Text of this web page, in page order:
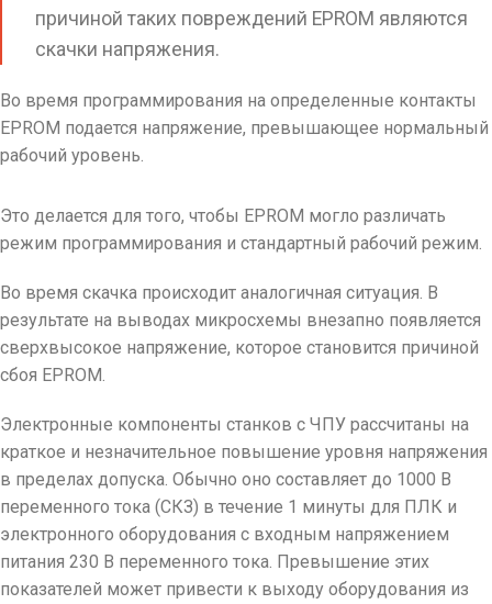
причиной таких повреждений EPROM являются
скачки напряжения.
Во время программирования на определенные контакты
EPROM подается напряжение, превышающее нормальный
рабочий уровень.
Это делается для того, чтобы EPROM могло различать
режим программирования и стандартный рабочий режим.
Во время скачка происходит аналогичная ситуация. В
результате на выводах микросхемы внезапно появляется
сверхвысокое напряжение, которое становится причиной
сбоя EPROM.
Электронные компоненты станков с ЧПУ рассчитаны на
краткое и незначительное повышение уровня напряжения
в пределах допуска. Обычно оно составляет до 1000 В
переменного тока (СКЗ) в течение 1 минуты для ПЛК и
электронного оборудования с входным напряжением
питания 230 В переменного тока. Превышение этих
показателей может привести к выходу оборудования из